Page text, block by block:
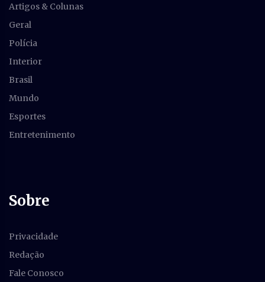
Artigos & Colunas
Geral
Polícia
Interior
Brasil
Mundo
Esportes
Entretenimento
Sobre
Privacidade
Redação
Fale Conosco